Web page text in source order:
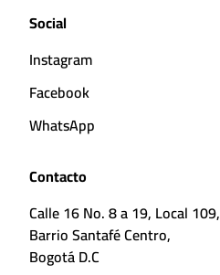
Social
Instagram
Facebook
WhatsApp
Contacto
Calle 16 No. 8 a 19, Local 109,
Barrio Santafé Centro,
Bogotá D.C